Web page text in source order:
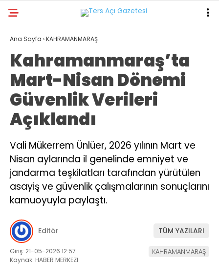
GALERİ
GÜNDEM
ASAYİŞ
DÜNYA
KAHRAMANMARAŞ
SPOR
TEKNOLOJİ
DİĞER
Ana Sayfa ›KAHRAMANMARAŞ
Kahramanmaraş’ta
Mart-Nisan Dönemi
Güvenlik Verileri
Açıklandı
Vali Mükerrem Ünlüer, 2026 yılının Mart ve
Nisan aylarında il genelinde emniyet ve
jandarma teşkilatları tarafından yürütülen
asayiş ve güvenlik çalışmalarının sonuçlarını
kamuoyuyla paylaştı.
Editör TÜM YAZILARI
Giriş: 21-05-2026 12:57
Kaynak: HABER MERKEZI
KAHRAMANMARAŞ